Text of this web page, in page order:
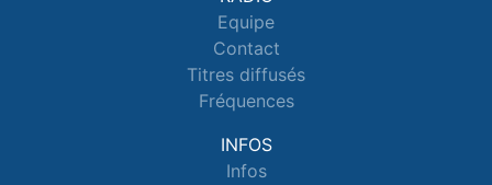
Equipe
Contact
Titres diffusés
Fréquences
INFOS
Infos